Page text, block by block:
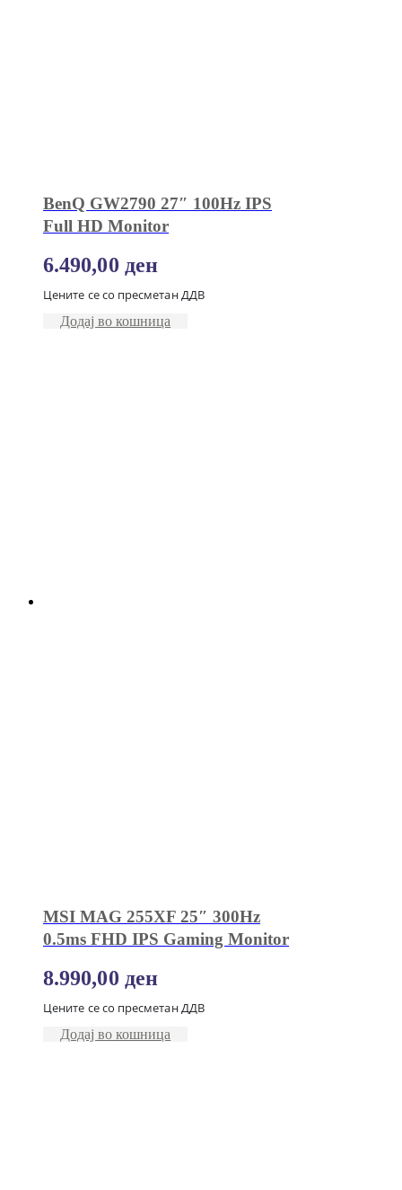
BenQ GW2790 27″ 100Hz IPS
Full HD Monitor
6.490,00 ден
Цените се со пресметан ДДВ
Додај во кошница
MSI MAG 255XF 25″ 300Hz
0.5ms FHD IPS Gaming Monitor
8.990,00 ден
Цените се со пресметан ДДВ
Додај во кошница